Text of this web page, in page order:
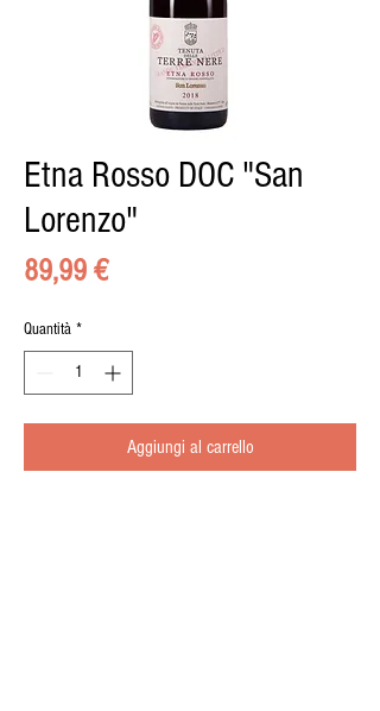
Etna Rosso DOC "San
Lorenzo"
89,99 €Prezzo
Quantità *
Aggiungi al carrello